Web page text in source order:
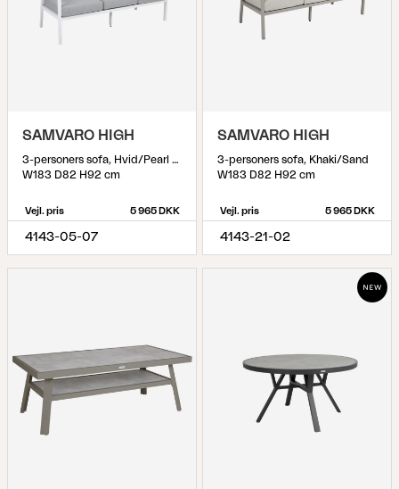
SAMVARO HIGH
3-personers sofa, Hvid/Pearl grey
W183 D82 H92 cm
Vejl. pris 5 965 DKK
4143-05-07
SAMVARO HIGH
3-personers sofa, Khaki/Sand
W183 D82 H92 cm
Vejl. pris 5 965 DKK
4143-21-02